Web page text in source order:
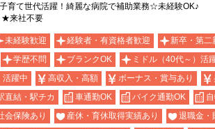
育て世代活躍！綺麗な病院で補助業務☆未経験OK♪
★来社不要
未経験歓迎 経験者・有資格者歓迎 新卒・第二
学歴不問 ブランクOK ミドル（40代～）活
活躍中
高収入・高額 ボーナス・賞与あり
直結・駅チカ 車通勤OK バイク通勤OK
会保険あり 産休・育休取得実績あり
退職金・